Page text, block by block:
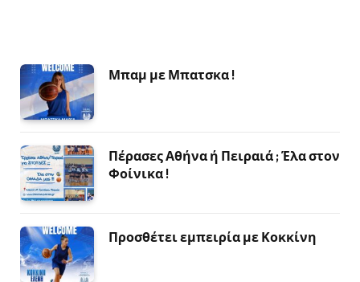
Μπαμ με Μπατσκα !
Πέρασες Αθήνα ή Πειραιά ; Έλα στον
Φοίνικα !
Προσθέτει εμπειρία με Κοκκίνη